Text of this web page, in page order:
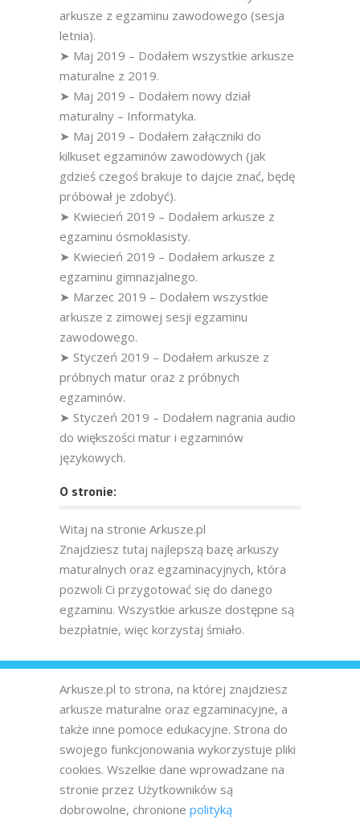
arkusze z egzaminu zawodowego (sesja
letnia).
➤ Maj 2019 – Dodałem wszystkie arkusze
maturalne z 2019.
➤ Maj 2019 – Dodałem nowy dział
maturalny – Informatyka.
➤ Maj 2019 – Dodałem załączniki do
kilkuset egzaminów zawodowych (jak
gdzieś czegoś brakuje to dajcie znać, będę
próbował je zdobyć).
➤ Kwiecień 2019 – Dodałem arkusze z
egzaminu ósmoklasisty.
➤ Kwiecień 2019 – Dodałem arkusze z
egzaminu gimnazjalnego.
➤ Marzec 2019 – Dodałem wszystkie
arkusze z zimowej sesji egzaminu
zawodowego.
➤ Styczeń 2019 – Dodałem arkusze z
próbnych matur oraz z próbnych
egzaminów.
➤ Styczeń 2019 – Dodałem nagrania audio
do większości matur i egzaminów
językowych.
O stronie:
Witaj na stronie Arkusze.pl
Znajdziesz tutaj najlepszą bazę arkuszy
maturalnych oraz egzaminacyjnych, która
pozwoli Ci przygotować się do danego
egzaminu. Wszystkie arkusze dostępne są
bezpłatnie, więc korzystaj śmiało.
Arkusze.pl to strona, na której znajdziesz
arkusze maturalne oraz egzaminacyjne, a
także inne pomoce edukacyjne. Strona do
swojego funkcjonowania wykorzystuje pliki
cookies. Wszelkie dane wprowadzane na
stronie przez Użytkowników są
dobrowolne, chronione polityką